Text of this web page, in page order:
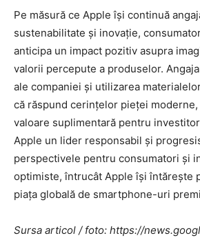
Pe măsură ce Apple își continuă
sustenabilitate și inovație,
anticipa un impact pozitiv asupra
valorii percepute a produselor.
ale companiei și utilizarea
că răspund cerințelor pieței moderne,
valoare suplimentară pentru
Apple un lider responsabil și
perspectivele pentru consumatori și
optimiste, întrucât Apple își întărește
piața globală de smartphone-uri
Sursa articol / foto: https://